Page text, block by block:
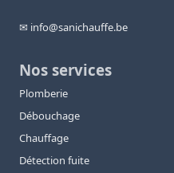
✉ info@sanichauffe.be
Nos services
Plomberie
Débouchage
Chauffage
Détection fuite